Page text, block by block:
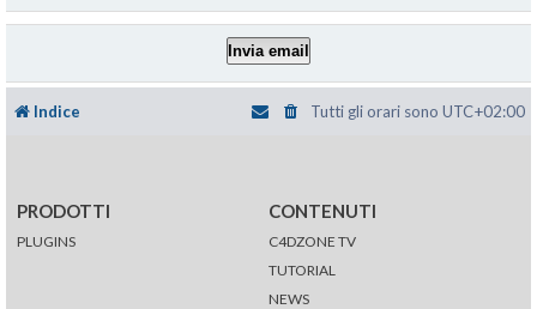
Indice Tutti gli orari sono UTC+02:00
PRODOTTI
PLUGINS
CONTENUTI
C4DZONE TV
TUTORIAL
NEWS